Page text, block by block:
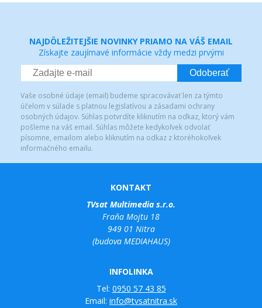
NAJDÔLEŽITEJŠIE NOVINKY PRIAMO NA VÁŠ EMAIL
Získajte zaujímavé informácie vždy medzi prvými
Odoberať
Vaše osobné údaje (email) budeme spracovávať len za týmto
účelom v súlade s platnou legislatívou a zásadami ochrany
osobných údajov. Súhlas potvrdíte kliknutím na odkaz, ktorý vám
pošleme na váš email. Súhlas môžete kedykoľvek odvolať
písomne, emailom alebo kliknutím na odkaz z ktoréhokoľvek
informačného emailu.
KONTAKT
TVsat Multimedia s.r.o.
Fraňa Mojtu 18
949 01 Nitra
(budova MEDIAHAUS)
INFOLINKA
Tel: 0950 57 43 85
Email: info@tvsatnitra.sk